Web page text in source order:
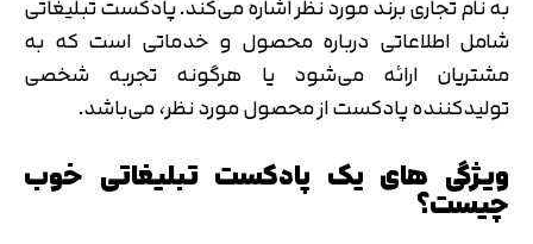
شامل اطلاعاتی درباره محصول و خدماتی است که به
مشتریان ارائه می‌شود یا هرگونه تجربه شخصی
تولیدکننده پادکست از محصول مورد نظر، می‌باشد.
ویژگی های یک پادکست تبلیغاتی خوب
چیست؟